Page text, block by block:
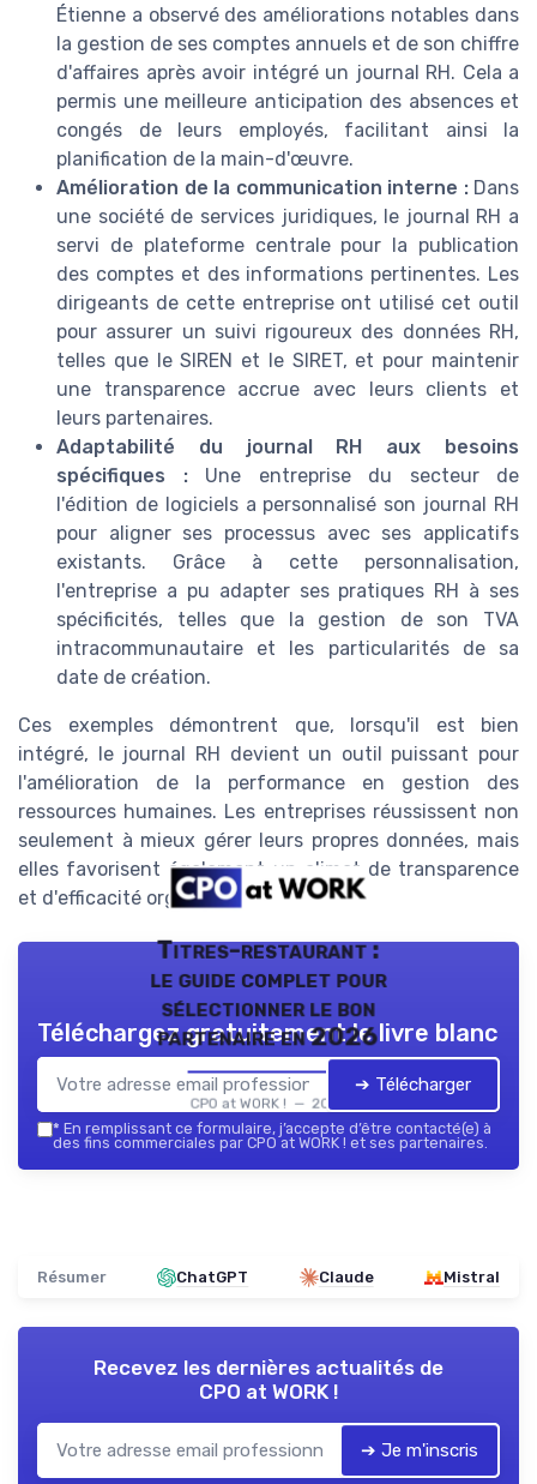
Étienne a observé des améliorations notables dans
la gestion de ses comptes annuels et de son chiffre
d'affaires après avoir intégré un journal RH. Cela a
permis une meilleure anticipation des absences et
congés de leurs employés, facilitant ainsi la
planification de la main-d'œuvre.
Amélioration de la communication interne :Dans
une société de services juridiques, le journal RH a
servi de plateforme centrale pour la publication
des comptes et des informations pertinentes. Les
dirigeants de cette entreprise ont utilisé cet outil
pour assurer un suivi rigoureux des données RH,
telles que le SIREN et le SIRET, et pour maintenir
une transparence accrue avec leurs clients et
leurs partenaires.
Adaptabilité du journal RH aux besoins
spécifiques :Une entreprise du secteur de
l'édition de logiciels a personnalisé son journal RH
pour aligner ses processus avec ses applicatifs
existants. Grâce à cette personnalisation,
l'entreprise a pu adapter ses pratiques RH à ses
spécificités, telles que la gestion de son TVA
intracommunautaire et les particularités de sa
date de création.
Ces exemples démontrent que, lorsqu'il est bien
intégré, le journal RH devient un outil puissant pour
l'amélioration de la performance en gestion des
ressources humaines. Les entreprises réussissent non
seulement à mieux gérer leurs propres données, mais
elles favorisent également un climat de transparence
et d'efficacité organisationnelle.
Titres-restaurant :
le guide complet pour
sélectionner le bon
partenaire en 2026
CPO at WORK ! — 2026
Téléchargez gratuitement le livre blanc
➔ Télécharger
* En remplissant ce formulaire, j’accepte d’être contacté(e) à
des fins commerciales par CPO at WORK ! et ses partenaires.
Résumer ChatGPT Claude Mistral
Recevez les dernières actualités de
CPO at WORK !
➔ Je m'inscris